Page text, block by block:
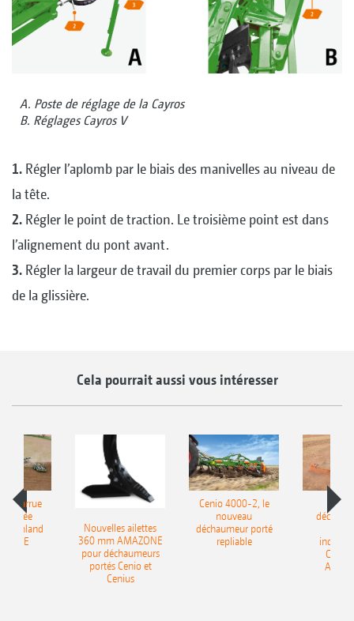
A. Poste de réglage de la Cayros
B. Réglages Cayros V
1. Régler l’aplomb par le biais des manivelles au niveau de
la tête.
2. Régler le point de traction. Le troisième point est dans
l’alignement du pont avant.
3. Régler la largeur de travail du premier corps par le biais
de la glissière.
Cela pourrait aussi vous intéresser
charrue
portée
Onland
Nouvelles ailettes
360 mm AMAZONE
pour déchaumeurs
portés Cenio et
Cenius
Cenio 4000-2, le
nouveau
déchaumeur porté
repliable